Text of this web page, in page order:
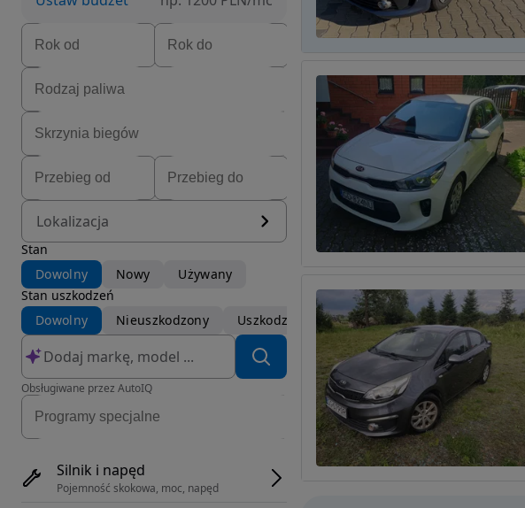
Lokalizacja
Stan
Dowolny
Nowy
Używany
Stan uszkodzeń
Dowolny
Nieuszkodzony Uszkodzony
Obsługiwane przez AutoIQ
Silnik i napęd
Pojemność skokowa, moc, napęd